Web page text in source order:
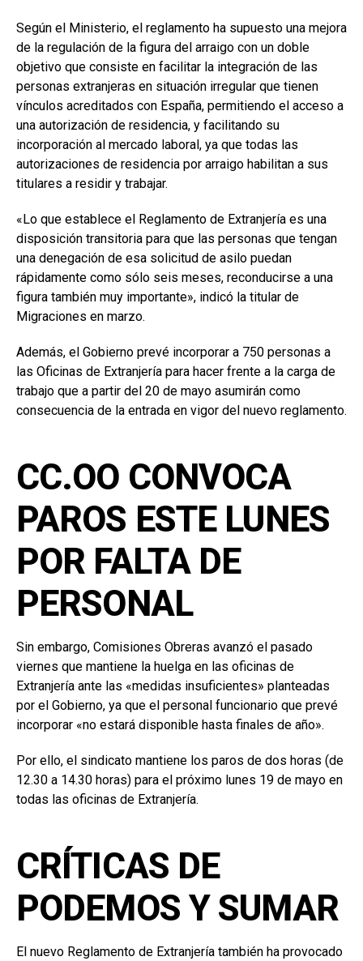
Según el Ministerio, el reglamento ha supuesto una mejora
de la regulación de la figura del arraigo con un doble
objetivo que consiste en facilitar la integración de las
personas extranjeras en situación irregular que tienen
vínculos acreditados con España, permitiendo el acceso a
una autorización de residencia, y facilitando su
incorporación al mercado laboral, ya que todas las
autorizaciones de residencia por arraigo habilitan a sus
titulares a residir y trabajar.
«Lo que establece el Reglamento de Extranjería es una
disposición transitoria para que las personas que tengan
una denegación de esa solicitud de asilo puedan
rápidamente como sólo seis meses, reconducirse a una
figura también muy importante», indicó la titular de
Migraciones en marzo.
Además, el Gobierno prevé incorporar a 750 personas a
las Oficinas de Extranjería para hacer frente a la carga de
trabajo que a partir del 20 de mayo asumirán como
consecuencia de la entrada en vigor del nuevo reglamento.
CC.OO CONVOCA
PAROS ESTE LUNES
POR FALTA DE
PERSONAL
Sin embargo, Comisiones Obreras avanzó el pasado
viernes que mantiene la huelga en las oficinas de
Extranjería ante las «medidas insuficientes» planteadas
por el Gobierno, ya que el personal funcionario que prevé
incorporar «no estará disponible hasta finales de año».
Por ello, el sindicato mantiene los paros de dos horas (de
12.30 a 14.30 horas) para el próximo lunes 19 de mayo en
todas las oficinas de Extranjería.
CRÍTICAS DE
PODEMOS Y SUMAR
El nuevo Reglamento de Extranjería también ha provocado